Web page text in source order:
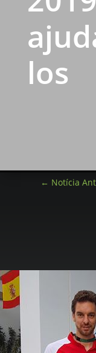
los
← Notícia